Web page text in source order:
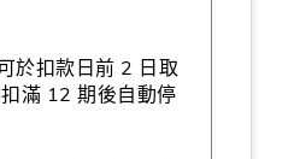
於扣款日前 2 日取
滿 12 期後自動停